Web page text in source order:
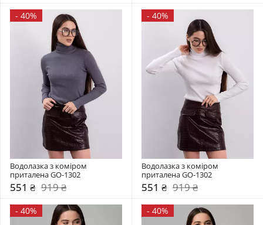
- 40%
Водолазка з коміром
приталена GO-1302
551 ₴ 919 ₴
- 40%
Водолазка з коміром
приталена GO-1302
551 ₴ 919 ₴
- 40% - 40%